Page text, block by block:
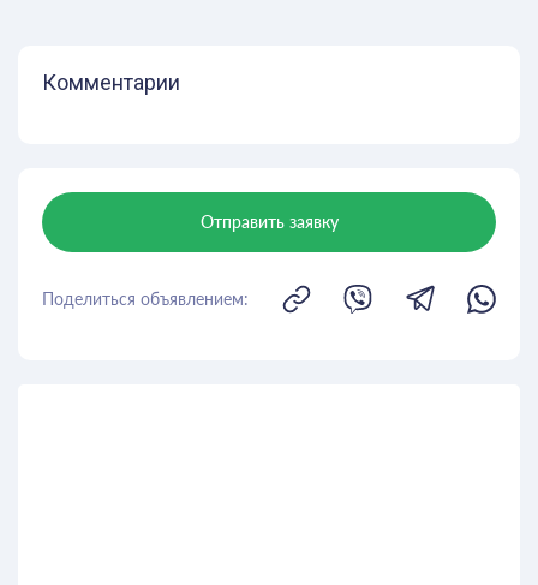
Комментарии
Отправить заявку
Поделиться объявлением: